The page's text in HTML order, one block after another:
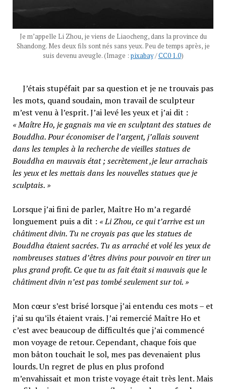
Je m’appelle Li Zhou, je viens de Liaocheng, dans la province du
Shandong. Mes deux fils sont nés sans yeux. Peu de temps après, je
suis devenu aveugle. (Image : pixabay/CC0 1.0)
J’étais stupéfait par sa question et je ne trouvais pas
les mots, quand soudain, mon travail de sculpteur
m’est venu à l’esprit. J’ai levé les yeux et j’ai dit :
« Maître Ho, je gagnais ma vie en sculptant des statues de
Bouddha. Pour économiser de l’argent, j’allais souvent
dans les temples à la recherche de vieilles statues de
Bouddha en mauvais état ; secrètement ,je leur arrachais
les yeux et les mettais dans les nouvelles statues que je
sculptais. »
Lorsque j’ai fini de parler, Maître Ho m’a regardé
longuement puis a dit : « Li Zhou, ce qui t’arrive est un
châtiment divin. Tu ne croyais pas que les statues de
Bouddha étaient sacrées. Tu as arraché et volé les yeux de
nombreuses statues d’êtres divins pour pouvoir en tirer un
plus grand profit. Ce que tu as fait était si mauvais que le
châtiment divin n’est pas tombé seulement sur toi. »
Mon cœur s’est brisé lorsque j’ai entendu ces mots – et
j’ai su qu’ils étaient vrais. J’ai remercié Maître Ho et
c’est avec beaucoup de difficultés que j’ai commencé
mon voyage de retour. Cependant, chaque fois que
mon bâton touchait le sol, mes pas devenaient plus
lourds. Un regret de plus en plus profond
m’envahissait et mon triste voyage était très lent. Mais